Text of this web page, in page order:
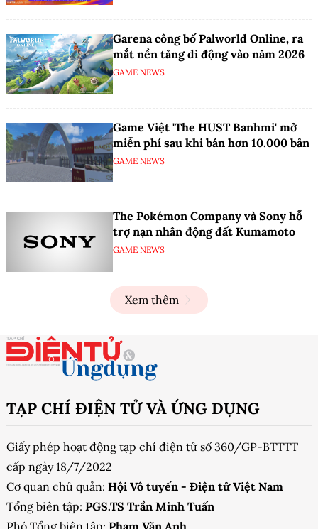
Garena công bố Palworld Online, ra
mắt nền tảng di động vào năm 2026
GAME NEWS
Game Việt 'The HUST Banhmi' mở
miễn phí sau khi bán hơn 10.000 bản
GAME NEWS
The Pokémon Company và Sony hỗ
trợ nạn nhân động đất Kumamoto
GAME NEWS
Xem thêm
TẠP CHÍ ĐIỆN TỬ VÀ ỨNG DỤNG
Giấy phép hoạt động tạp chí điện tử số 360/GP-BTTTT
cấp ngày 18/7/2022
Cơ quan chủ quản: Hội Vô tuyến - Điện tử Việt Nam
Tổng biên tập: PGS.TS Trần Minh Tuấn
Phó Tổng biên tập: Phạm Văn Anh